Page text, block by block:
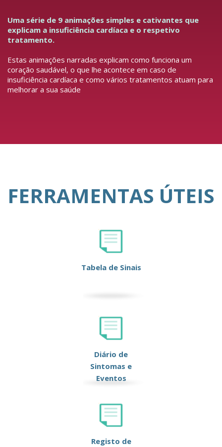
Uma série de 9 animações simples e cativantes que
explicam a insuficiência cardíaca e o respetivo
tratamento.
Estas animações narradas explicam como funciona um
coração saudável, o que lhe acontece em caso de
insuficiência cardíaca e como vários tratamentos atuam para
melhorar a sua saúde
FERRAMENTAS ÚTEIS
Tabela de Sinais
Diário de
Sintomas e
Eventos
Registo de